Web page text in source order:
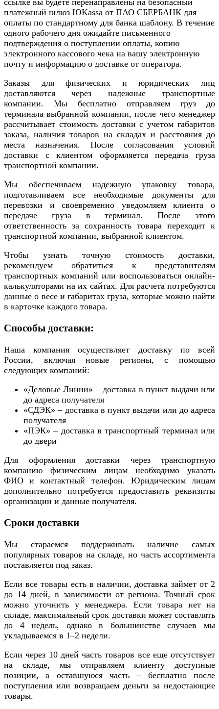
платежный шлюз ЮKassa от ПАО СБЕРБАНК для
оплаты по стандартному для банка шаблону. В течение
одного рабочего дня ожидайте письменного
подтверждения о поступлении оплаты, копию
электронного кассового чека на вашу электронную
почту и информацию о доставке от оператора.
Заказы для физических и юридических лиц
доставляются через надежные транспортные
компании. Мы бесплатно отправляем груз до
терминала выбранной компании, после чего менеджер
рассчитывает стоимость доставки с учетом габаритов
заказа, наличия товаров на складах и расстояния до
места назначения. После согласования условий
доставки с клиентом оформляется передача груза
транспортной компании.
Мы обеспечиваем надежную упаковку товара,
подготавливаем все необходимые документы для
перевозки и своевременно уведомляем клиента о
передаче груза в терминал. После этого
ответственность за сохранность товара переходит к
транспортной компании, выбранной клиентом.
Чтобы узнать точную стоимость доставки,
рекомендуем обратиться к представителям
транспортных компаний или воспользоваться онлайн-
калькуляторами на их сайтах. Для расчета потребуются
данные о весе и габаритах груза, которые можно найти
в карточке каждого товара.
Способы доставки:
Наша компания осуществляет доставку по всей
России, включая новые регионы, с помощью
следующих компаний:
«Деловые Линии» – доставка в пункт выдачи или
до адреса получателя
«СДЭК» – доставка в пункт выдачи или до адреса
получателя
«ПЭК» – доставка в транспортный терминал или
до двери
Для оформления доставки через транспортную
компанию физическим лицам необходимо указать
ФИО и контактный телефон. Юридическим лицам
дополнительно потребуется предоставить реквизиты
организации и данные получателя.
Сроки доставки
Мы стараемся поддерживать наличие самых
популярных товаров на складе, но часть ассортимента
поставляется под заказ.
Если все товары есть в наличии, доставка займет от 2
до 14 дней, в зависимости от региона. Точный срок
можно уточнить у менеджера. Если товара нет на
складе, максимальный срок доставки может составлять
до 4 недель, однако в большинстве случаев мы
укладываемся в 1–2 недели.
Если через 10 дней часть товаров все еще отсутствует
на складе, мы отправляем клиенту доступные
позиции, а оставшуюся часть – бесплатно после
поступления или возвращаем деньги за недостающие
товары.